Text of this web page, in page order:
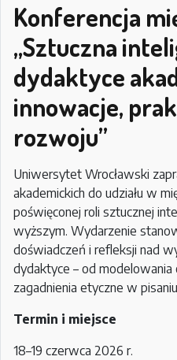
Konferencja
„Sztuczna
dydaktyce
innowacje,
rozwoju”
Uniwersytet Wrocławski
akademickich do udziału w
poświęconej roli sztucznej
wyższym. Wydarzenie
doświadczeń i refleksji nad
dydaktyce – od
zagadnienia etyczne w
Termin i miejsce
18–19 czerwca 2026 r.